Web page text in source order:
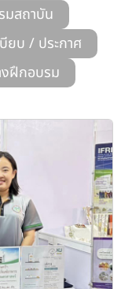
มสถาบัน
บียบ / ประกาศ
งฝึกอบรม